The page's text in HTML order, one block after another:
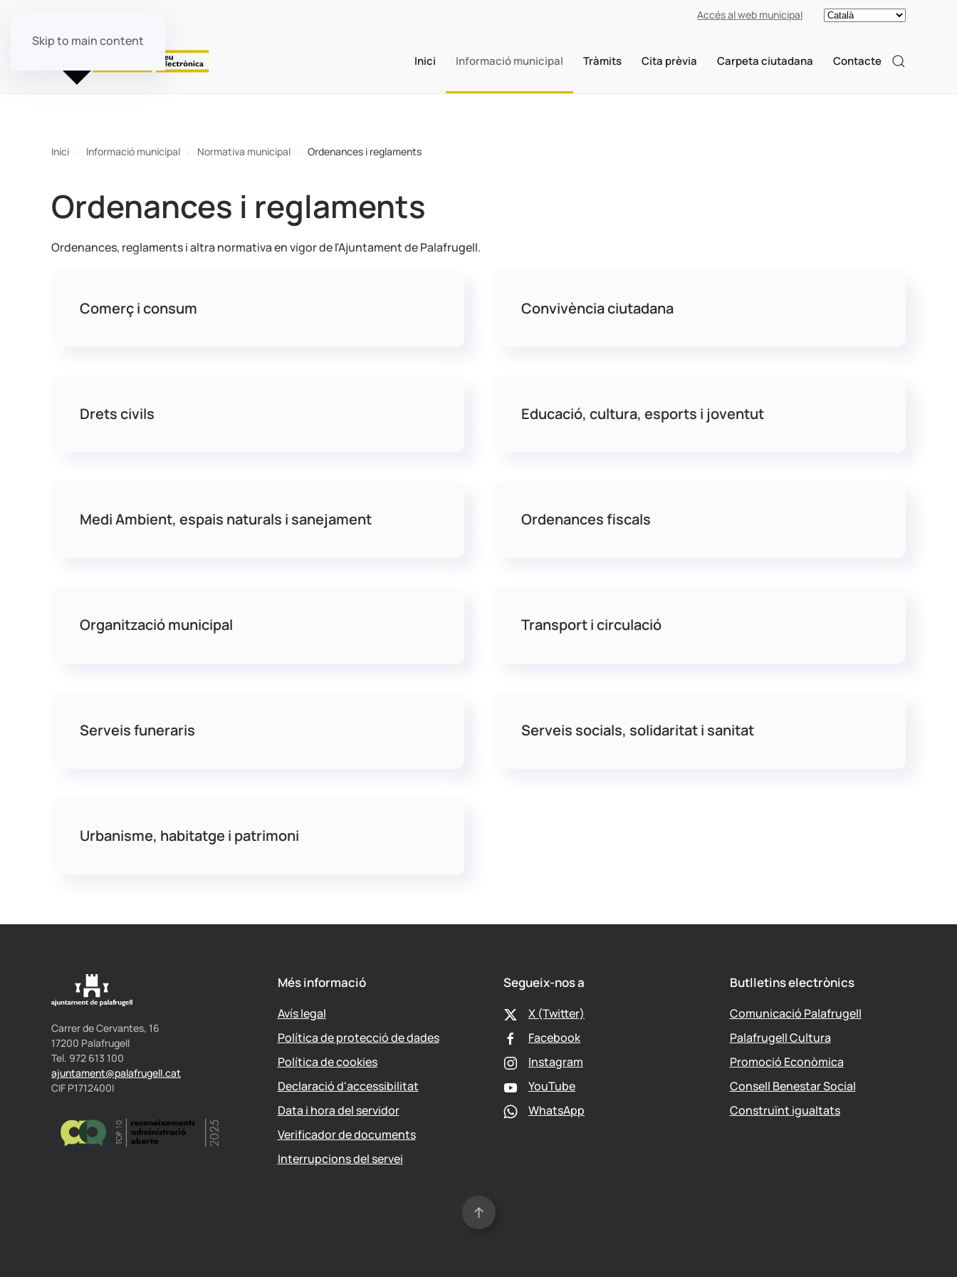
Skip to main content
Accés al web municipal
Inici Informació municipal Tràmits Cita prèvia Carpeta ciutadana Contacte
Inici Informació municipal Normativa municipal Ordenances i reglaments
Ordenances i reglaments
Ordenances, reglaments i altra normativa en vigor de l'Ajuntament de Palafrugell.
Comerç i consum Convivència ciutadana
Drets civils Educació, cultura, esports i joventut
Medi Ambient, espais naturals i sanejament Ordenances fiscals
Organització municipal Transport i circulació
Serveis funeraris Serveis socials, solidaritat i sanitat
Urbanisme, habitatge i patrimoni
Carrer de Cervantes, 16
17200 Palafrugell
Tel. 972 613 100
ajuntament@palafrugell.cat
CIF P1712400I
Més informació
Avís legal
Política de protecció de dades
Política de cookies
Declaració d'accessibilitat
Data i hora del servidor
Verificador de documents
Interrupcions del servei
Segueix-nos a
X (Twitter)
Facebook
Instagram
YouTube
WhatsApp
Butlletins electrònics
Comunicació Palafrugell
Palafrugell Cultura
Promoció Econòmica
Consell Benestar Social
Construïnt igualtats